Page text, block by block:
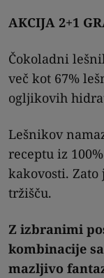
AKCIJA 2+1
Čokoladni
več kot 67%
ogljikovih
Lešnikov
receptu iz
kakovosti. Zato
tržišču.
Z izbranimi
kombinacije
mazljivo